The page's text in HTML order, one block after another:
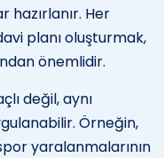
hazırlanır. Her
planı oluşturmak,
önemlidir.
değil, aynı
Örneğin,
yaralanmalarının